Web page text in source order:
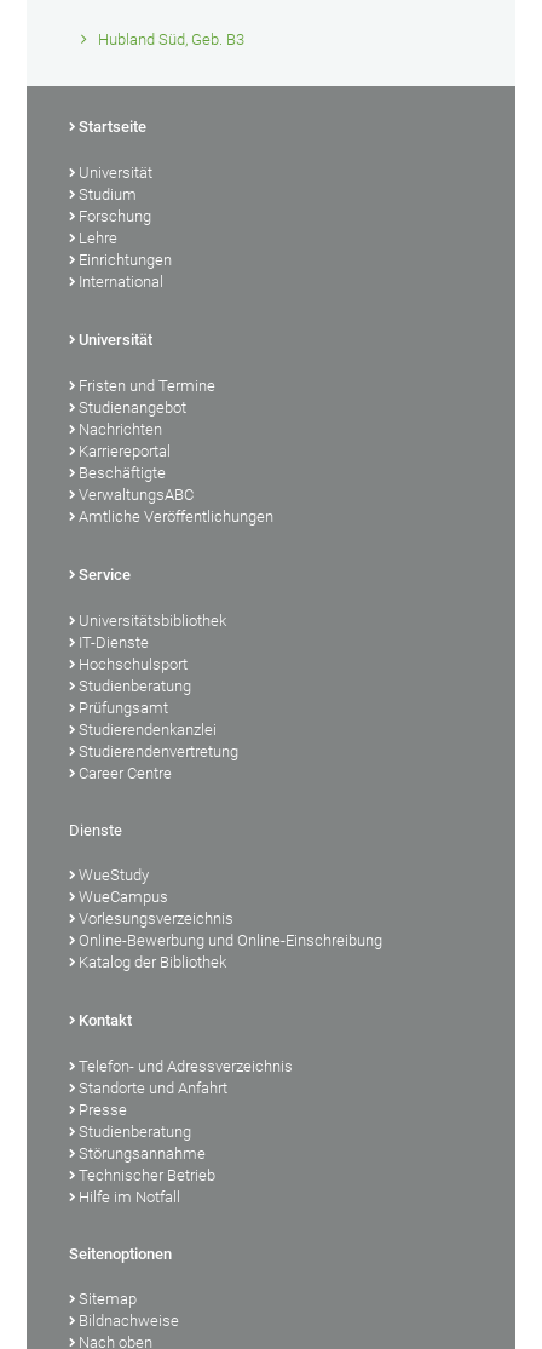
Hubland Süd, Geb. B3
Startseite
Universität
Studium
Forschung
Lehre
Einrichtungen
International
Universität
Fristen und Termine
Studienangebot
Nachrichten
Karriereportal
Beschäftigte
VerwaltungsABC
Amtliche Veröffentlichungen
Service
Universitätsbibliothek
IT-Dienste
Hochschulsport
Studienberatung
Prüfungsamt
Studierendenkanzlei
Studierendenvertretung
Career Centre
Dienste
WueStudy
WueCampus
Vorlesungsverzeichnis
Online-Bewerbung und Online-Einschreibung
Katalog der Bibliothek
Kontakt
Telefon- und Adressverzeichnis
Standorte und Anfahrt
Presse
Studienberatung
Störungsannahme
Technischer Betrieb
Hilfe im Notfall
Seitenoptionen
Sitemap
Bildnachweise
Nach oben